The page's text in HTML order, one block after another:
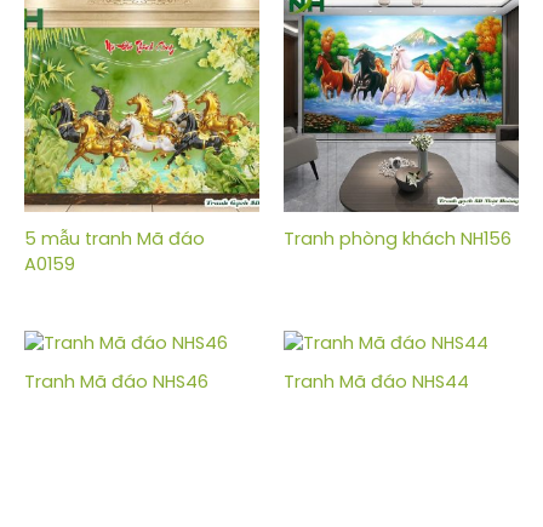
5 mẫu tranh Mã đáo
A0159
Tranh phòng khách NH156
Tranh Mã đáo NHS46 Tranh Mã đáo NHS44